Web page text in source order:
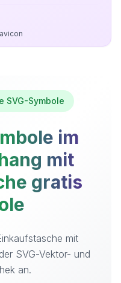
SVG-Symbole
im
mit
gratis
mit
SVG-Vektor- und
an.